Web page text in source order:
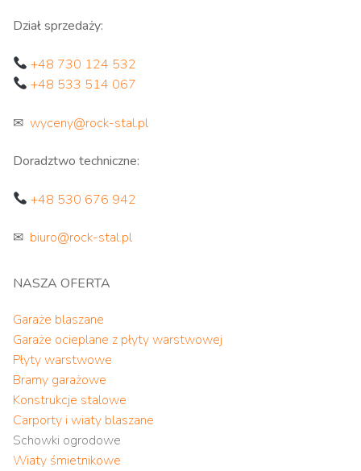
Dział sprzedaży:
+48 730 124 532
+48 533 514 067
✉ wyceny@rock-stal.pl
Doradztwo techniczne:
+48 530 676 942
✉ biuro@rock-stal.pl
NASZA OFERTA
Garaże blaszane
Garaże ocieplane z płyty warstwowej
Płyty warstwowe
Bramy garażowe
Konstrukcje stalowe
Carporty i wiaty blaszane
Schowki ogrodowe
Wiaty śmietnikowe